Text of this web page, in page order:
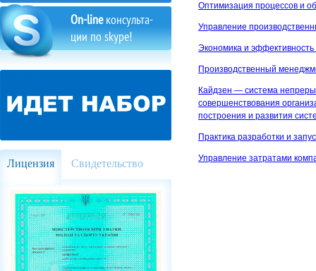
On-lineконсульта-
ции по skype!
Лицензия Свидетельство
Оптимизация процессов и
Управление
Экономика и эффективность
Производственный
Кайдзен — система
совершенствования
построения и развития
Практика разработки и
Управление затратами